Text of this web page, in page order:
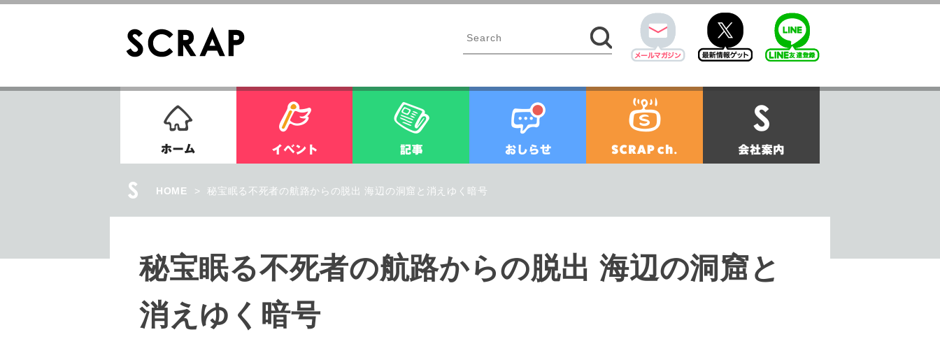
twitter
ホーム イベント 記事 お知らせ 会社案内
HOME > 秘宝眠る不死者の航路からの脱出 海辺の洞窟と消えゆく暗号
秘宝眠る不死者の航路からの脱出 海辺の洞窟と
消えゆく暗号